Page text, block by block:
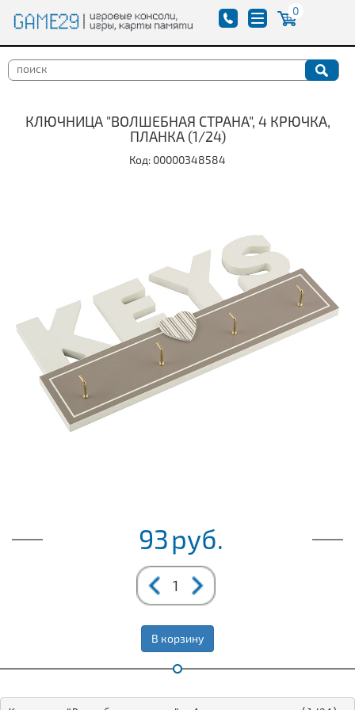
0
КЛЮЧНИЦА "ВОЛШЕБНАЯ СТРАНА", 4 КРЮЧКА,
ПЛАНКА (1/24)
Код: 00000348584
93руб.
В корзину